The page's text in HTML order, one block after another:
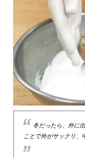
冬だったら、外に
ことで外がサックリ、